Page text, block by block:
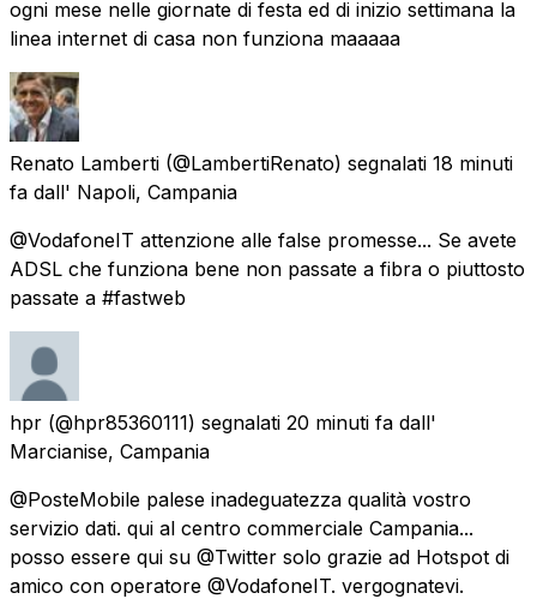
ogni mese nelle giornate di festa ed di inizio settimana la
linea internet di casa non funziona maaaaa
Renato Lamberti (@LambertiRenato) segnalati 18 minuti
fa dall' Napoli, Campania
@VodafoneIT attenzione alle false promesse... Se avete
ADSL che funziona bene non passate a fibra o piuttosto
passate a #fastweb
hpr (@hpr85360111) segnalati 20 minuti fa dall'
Marcianise, Campania
@PosteMobile palese inadeguatezza qualità vostro
servizio dati. qui al centro commerciale Campania...
posso essere qui su @Twitter solo grazie ad Hotspot di
amico con operatore @VodafoneIT. vergognatevi.